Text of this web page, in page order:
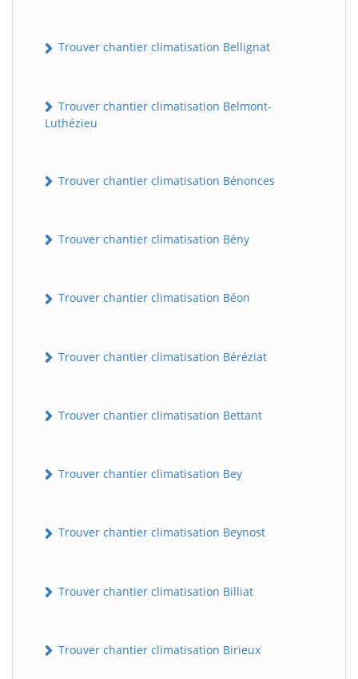
Trouver chantier climatisation Bellignat
Trouver chantier climatisation Belmont-
Luthézieu
Trouver chantier climatisation Bénonces
Trouver chantier climatisation Bény
Trouver chantier climatisation Béon
Trouver chantier climatisation Béréziat
Trouver chantier climatisation Bettant
Trouver chantier climatisation Bey
Trouver chantier climatisation Beynost
Trouver chantier climatisation Billiat
Trouver chantier climatisation Birieux